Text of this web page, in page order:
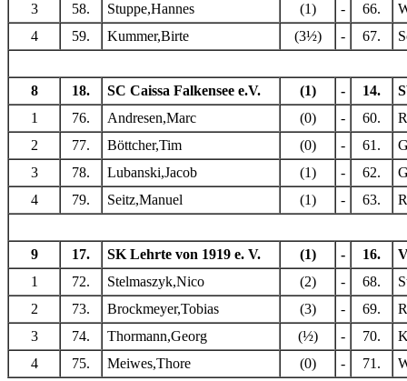
3
58. Stuppe,Hannes (1) - 66.
4
59. Kummer,Birte (3½) - 67.
8 18. SC Caissa Falkensee e.V. (1) - 14.
1
76. Andresen,Marc (0) - 60.
2
77. Böttcher,Tim (0) - 61.
3
78. Lubanski,Jacob (1) - 62.
4
79. Seitz,Manuel (1) - 63.
9 17. SK Lehrte von 1919 e. V. (1) - 16.
1
72. Stelmaszyk,Nico (2) - 68.
2
73. Brockmeyer,Tobias (3) - 69.
3
74. Thormann,Georg (½) - 70.
4
75. Meiwes,Thore (0) - 71.